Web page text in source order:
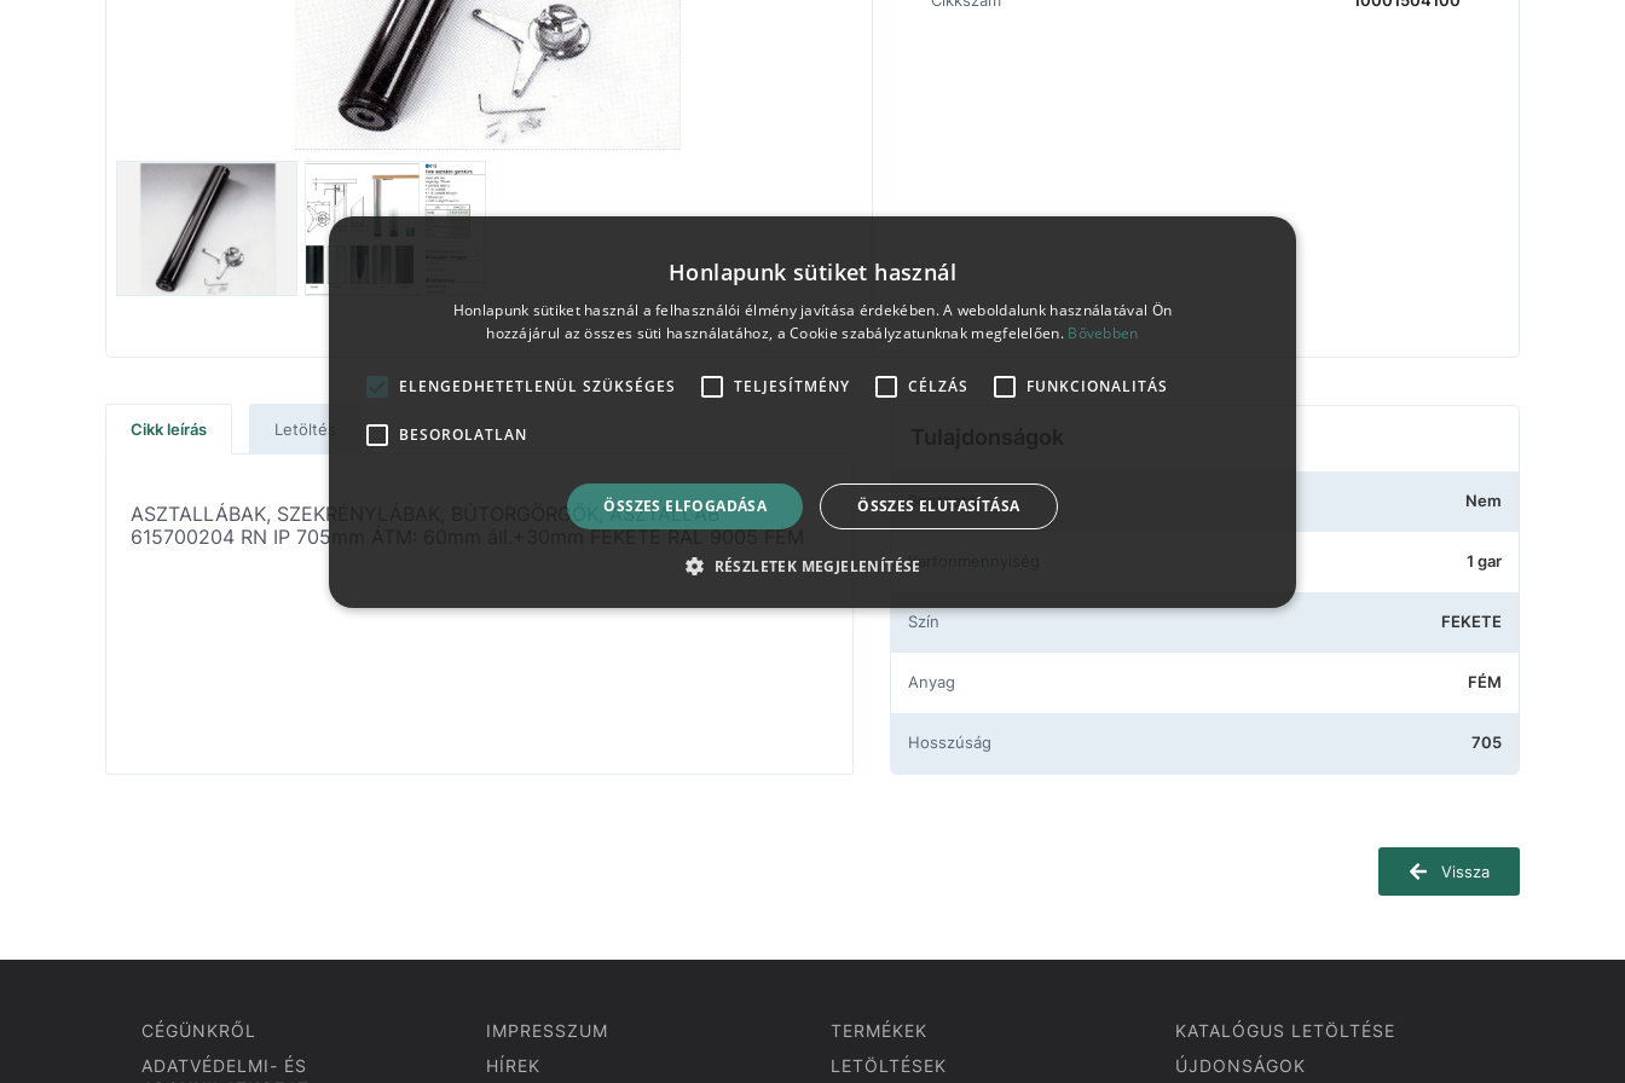
Cikk leírás Letöltés
ASZTALLÁBAK, SZEKRÉNYLÁBAK, BÚTORGÖRGŐK, ASZTALLÁB
615700204 RN IP 705mm ÁTM: 60mm áll.+30mm FEKETE RAL 9005 FÉM
Bontható Nem
Kartonmennyiség 1 gar
Szín FEKETE
Anyag FÉM
Hosszúság 705
Vissza
CÉGÜNKRŐL
ADATVÉDELMI- ÉS
IMPRESSZUM
HÍREK
TERMÉKEK
LETÖLTÉSEK
KATALÓGUS LETÖLTÉSE
ÚJDONSÁGOK
Honlapunk sütiket használ
Honlapunk sütiket használ a felhasználói élmény javítása érdekében. A weboldalunk használatával Ön
hozzájárul az összes süti használatához, a Cookie szabályzatunknak megfelelően. Bővebben
ELENGEDHETETLENÜL SZÜKSÉGES TELJESÍTMÉNY CÉLZÁS FUNKCIONALITÁS
BESOROLATLAN
ÖSSZES ELFOGADÁSA ÖSSZES ELUTASÍTÁSA
RÉSZLETEK MEGJELENÍTÉSE